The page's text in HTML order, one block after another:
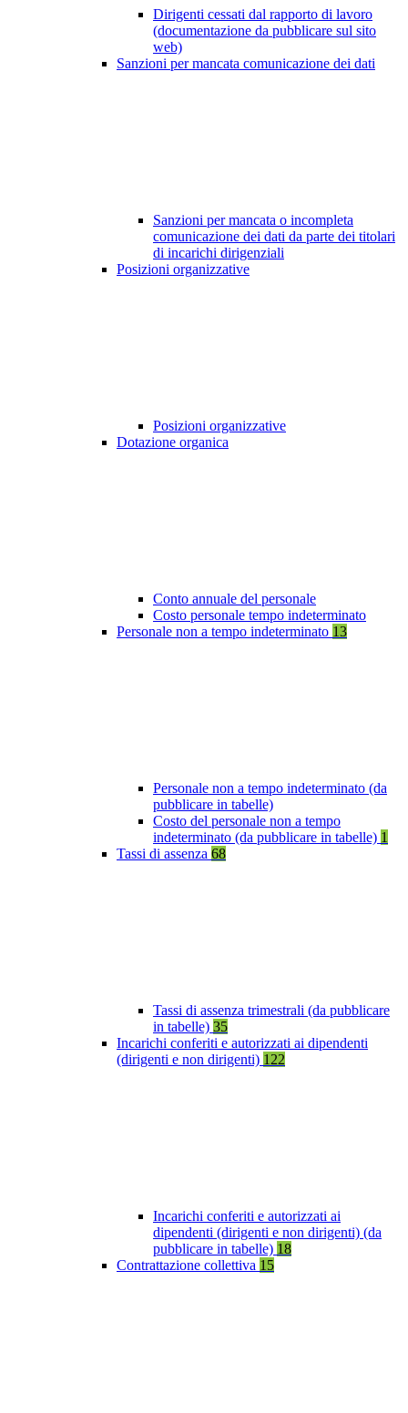
Dirigenti cessati dal rapporto di lavoro
(documentazione da pubblicare sul sito
web)
Sanzioni per mancata comunicazione dei dati
Sanzioni per mancata o incompleta
comunicazione dei dati da parte dei titolari
di incarichi dirigenziali
Posizioni organizzative
Posizioni organizzative
Dotazione organica
Conto annuale del personale
Costo personale tempo indeterminato
Personale non a tempo indeterminato 13
Personale non a tempo indeterminato (da
pubblicare in tabelle)
Costo del personale non a tempo
indeterminato (da pubblicare in tabelle) 1
Tassi di assenza 68
Tassi di assenza trimestrali (da pubblicare
in tabelle) 35
Incarichi conferiti e autorizzati ai dipendenti
(dirigenti e non dirigenti) 122
Incarichi conferiti e autorizzati ai
dipendenti (dirigenti e non dirigenti) (da
pubblicare in tabelle) 18
Contrattazione collettiva 15